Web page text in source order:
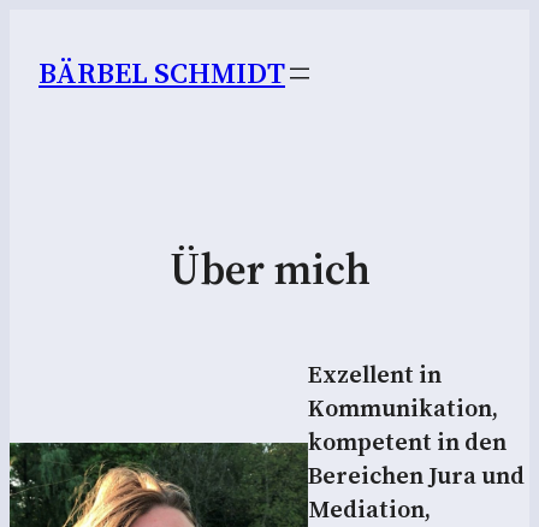
BÄRBEL SCHMIDT
Über mich
Exzellent in
Kommunikation,
kompetent in den
Bereichen Jura und
Mediation,